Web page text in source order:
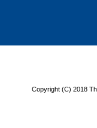
Copyright (C) 2018